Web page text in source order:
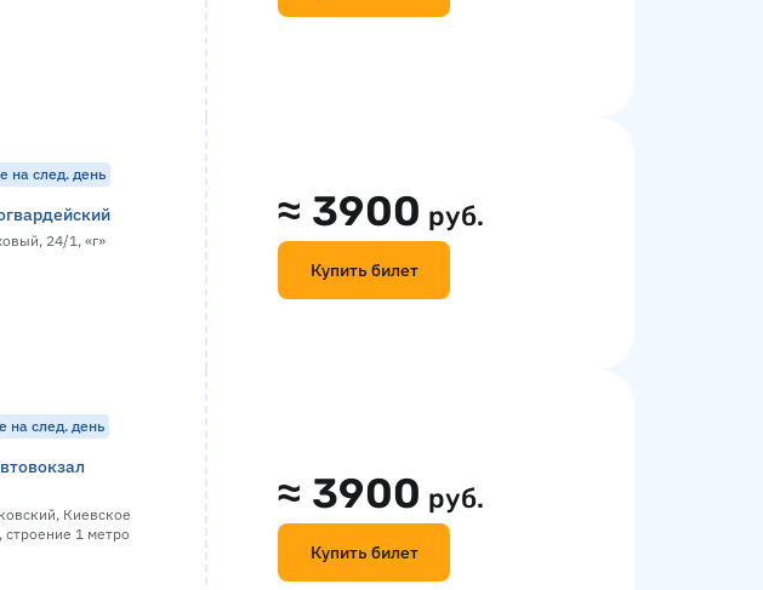
на след. день
24/1, «г»
≈ 3900 руб.
Купить билет
на след. день
Киевское
1 метро
≈ 3900 руб.
Купить билет